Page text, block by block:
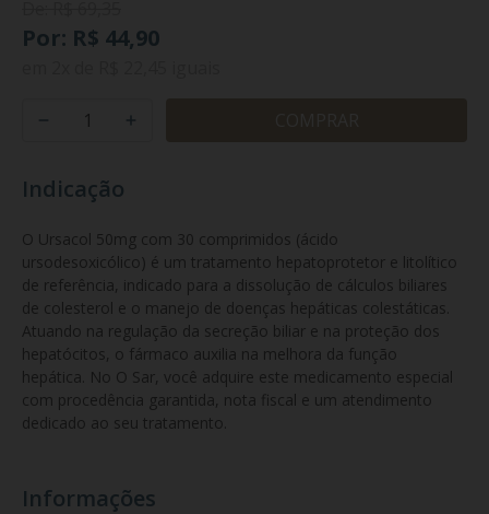
Por: R$ 44,90
Indicação
O Ursacol 50mg com 30 comprimidos (ácido
ursodesoxicólico) é um tratamento hepatoprotetor e litolítico
de referência, indicado para a dissolução de cálculos biliares
de colesterol e o manejo de doenças hepáticas colestáticas.
Atuando na regulação da secreção biliar e na proteção dos
hepatócitos, o fármaco auxilia na melhora da função
hepática. No O Sar, você adquire este medicamento especial
com procedência garantida, nota fiscal e um atendimento
dedicado ao seu tratamento.
Informações